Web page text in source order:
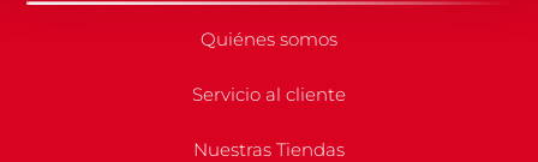
Quiénes somos
Servicio al cliente
Nuestras Tiendas